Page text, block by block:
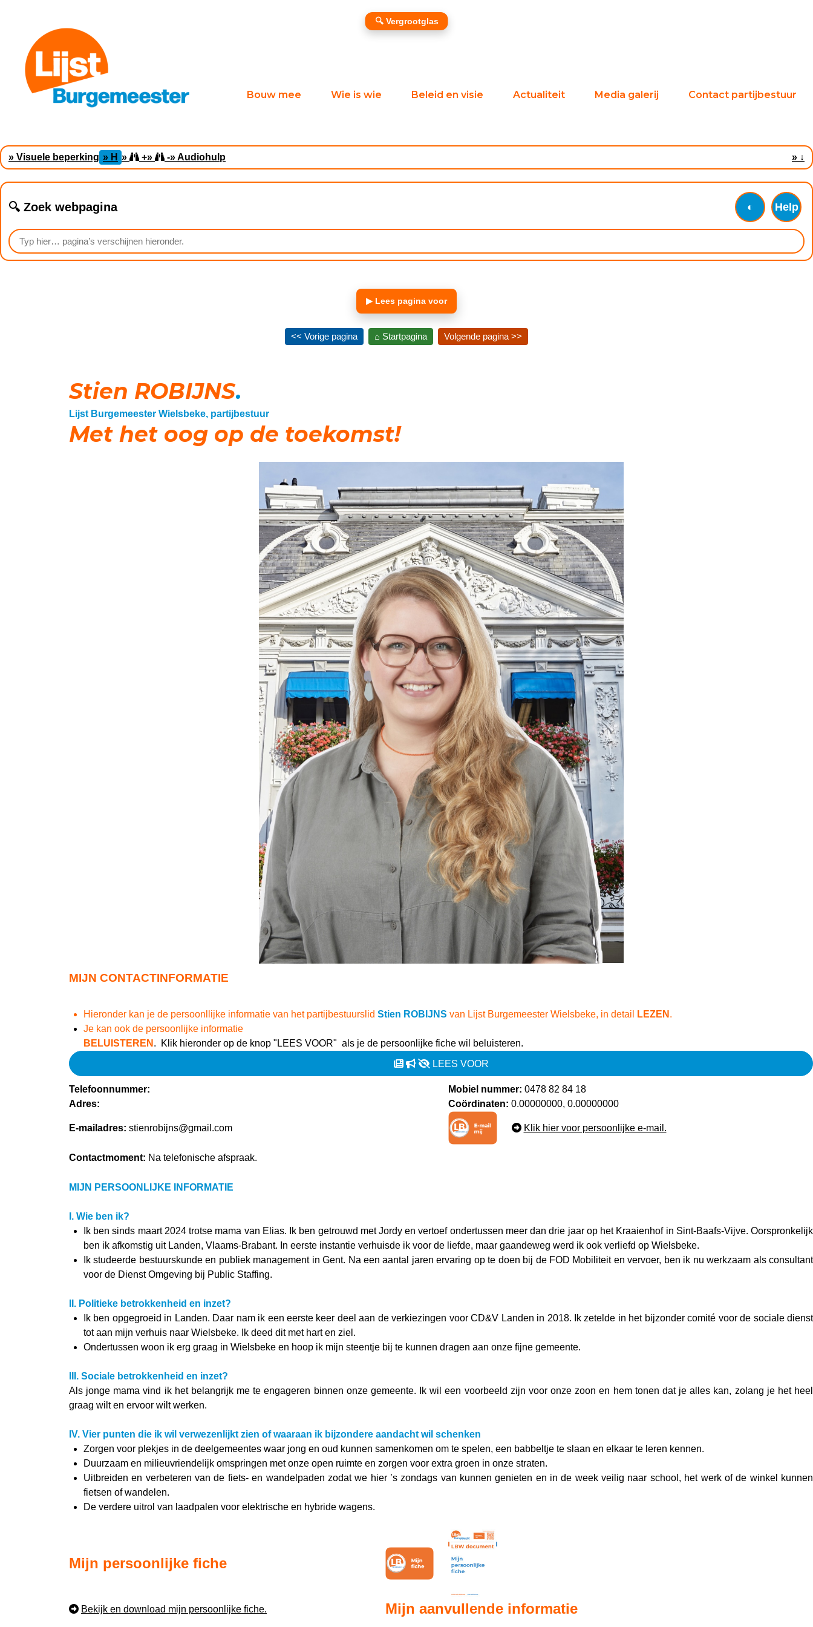
Bouw mee Wie is wie Beleid en visie Actualiteit Media galerij Contact partijbestuur
» Visuele beperking » H » +» -» Audiohulp » ↓
🔍 Zoek webpagina ◐ Help
▶ Lees pagina voor
🔍 Vergrootglas
<< Vorige pagina ⌂ Startpagina Volgende pagina >>
Stien ROBIJNS.
Lijst Burgemeester Wielsbeke, partijbestuur
Met het oog op de toekomst!
MIJN CONTACTINFORMATIE
Hieronder kan je de persoonllijke informatie van het partijbestuurslid Stien ROBIJNS van Lijst Burgemeester Wielsbeke, in detail LEZEN .
Je kan ook de persoonlijke informatie
BELUISTEREN . Klik hieronder op de knop "LEES VOOR" als je de persoonlijke fiche wil beluisteren.
LEES VOOR
Telefoonnummer: Mobiel nummer: 0478 82 84 18‬
Adres:
Coördinaten: 0.00000000, 0.00000000
E-mailadres: stienrobijns@gmail.com Klik hier voor persoonlijke e-mail.
Contactmoment: Na telefonische afspraak.
MIJN PERSOONLIJKE INFORMATIE
I. Wie ben ik?
Ik ben sinds maart 2024 trotse mama van Elias. Ik ben getrouwd met Jordy en vertoef ondertussen meer dan drie jaar op het Kraaienhof in Sint-Baafs-Vijve. Oorspronkelijk
ben ik afkomstig uit Landen, Vlaams-Brabant. In eerste instantie verhuisde ik voor de liefde, maar gaandeweg werd ik ook verliefd op Wielsbeke.
Ik studeerde bestuurskunde en publiek management in Gent. Na een aantal jaren ervaring op te doen bij de FOD Mobiliteit en vervoer, ben ik nu werkzaam als consultant
voor de Dienst Omgeving bij Public Staffing.
II. Politieke betrokkenheid en inzet?
Ik ben opgegroeid in Landen. Daar nam ik een eerste keer deel aan de verkiezingen voor CD&V Landen in 2018. Ik zetelde in het bijzonder comité voor de sociale dienst
tot aan mijn verhuis naar Wielsbeke. Ik deed dit met hart en ziel.
Ondertussen woon ik erg graag in Wielsbeke en hoop ik mijn steentje bij te kunnen dragen aan onze fijne gemeente.
III. Sociale betrokkenheid en inzet?
Als jonge mama vind ik het belangrijk me te engageren binnen onze gemeente. Ik wil een voorbeeld zijn voor onze zoon en hem tonen dat je alles kan, zolang je het heel
graag wilt en ervoor wilt werken.
IV. Vier punten die ik wil verwezenlijkt zien of waaraan ik bijzondere aandacht wil schenken
Zorgen voor plekjes in de deelgemeentes waar jong en oud kunnen samenkomen om te spelen, een babbeltje te slaan en elkaar te leren kennen.
Duurzaam en milieuvriendelijk omspringen met onze open ruimte en zorgen voor extra groen in onze straten.
Uitbreiden en verbeteren van de fiets- en wandelpaden zodat we hier ’s zondags van kunnen genieten en in de week veilig naar school, het werk of de winkel kunnen
fietsen of wandelen.
De verdere uitrol van laadpalen voor elektrische en hybride wagens.
Mijn persoonlijke fiche
Bekijk en download mijn persoonlijke fiche. Mijn aanvullende informatie